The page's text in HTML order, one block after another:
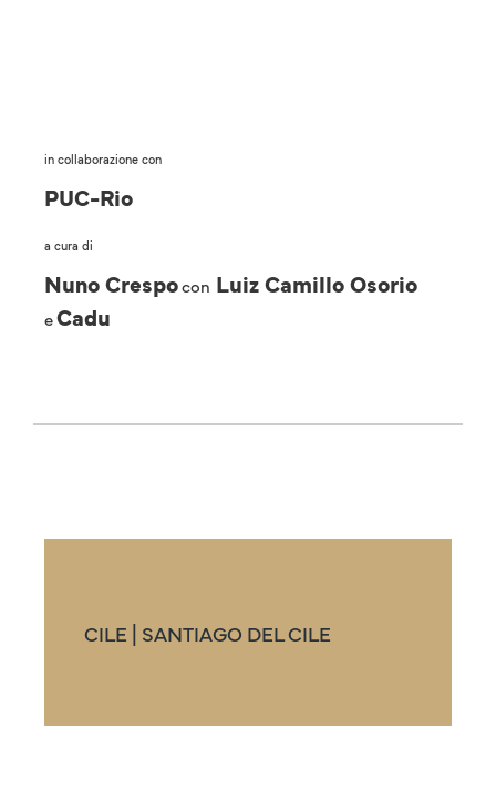
in collaborazione con
PUC-Rio
a cura di
Nuno Crespocon Luiz Camillo Osorio
eCadu
CILE | SANTIAGO DEL CILE